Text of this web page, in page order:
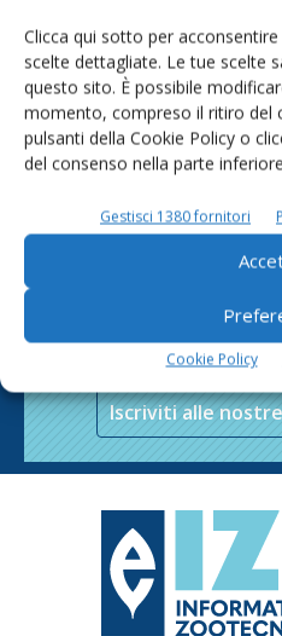
Clicca qui sotto per
scelte dettagliate. Le tue scelte
questo sito. È possibile
momento, compreso il ritiro del
pulsanti della Cookie Policy o
del consenso nella parte
Gestisci 1380 fornitori
Cookie Policy
Iscriviti alle